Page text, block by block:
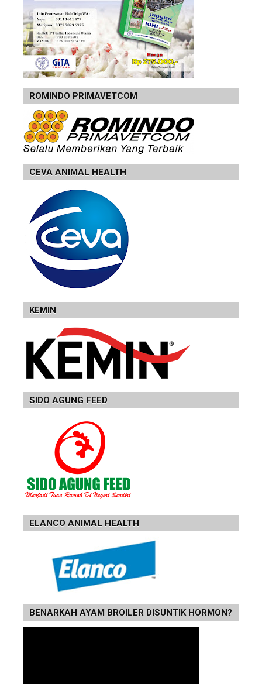
ROMINDO PRIMAVETCOM
CEVA ANIMAL HEALTH
KEMIN
SIDO AGUNG FEED
ELANCO ANIMAL HEALTH
BENARKAH AYAM BROILER DISUNTIK HORMON?